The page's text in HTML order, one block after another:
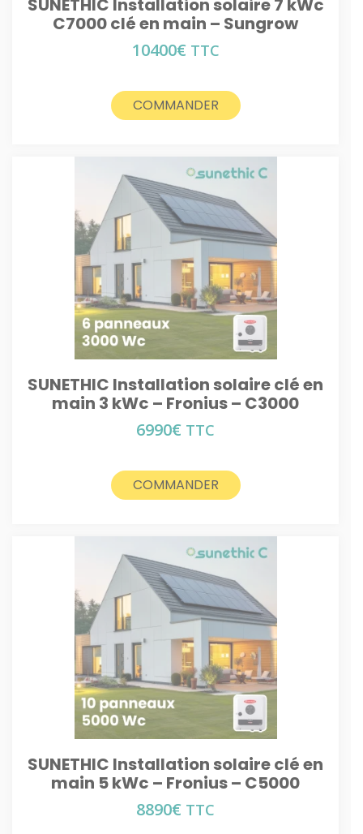
SUNETHIC Installation solaire 7 kWc
C7000 clé en main – Sungrow
10400€ TTC
COMMANDER
SUNETHIC Installation solaire clé en
main 3 kWc – Fronius – C3000
6990€ TTC
COMMANDER
SUNETHIC Installation solaire clé en
main 5 kWc – Fronius – C5000
8890€ TTC